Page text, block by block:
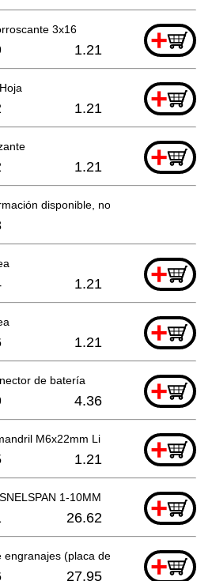
3x16 +
1.21
+
1.21
+
1.21
disponible, no se puede pedir
+
1.21
+
1.21
de batería +
4.36
M6x22mm Li +
1.21
1-10MM +
26.62
engranajes (placa de bloqueo blanca)
+
27.95